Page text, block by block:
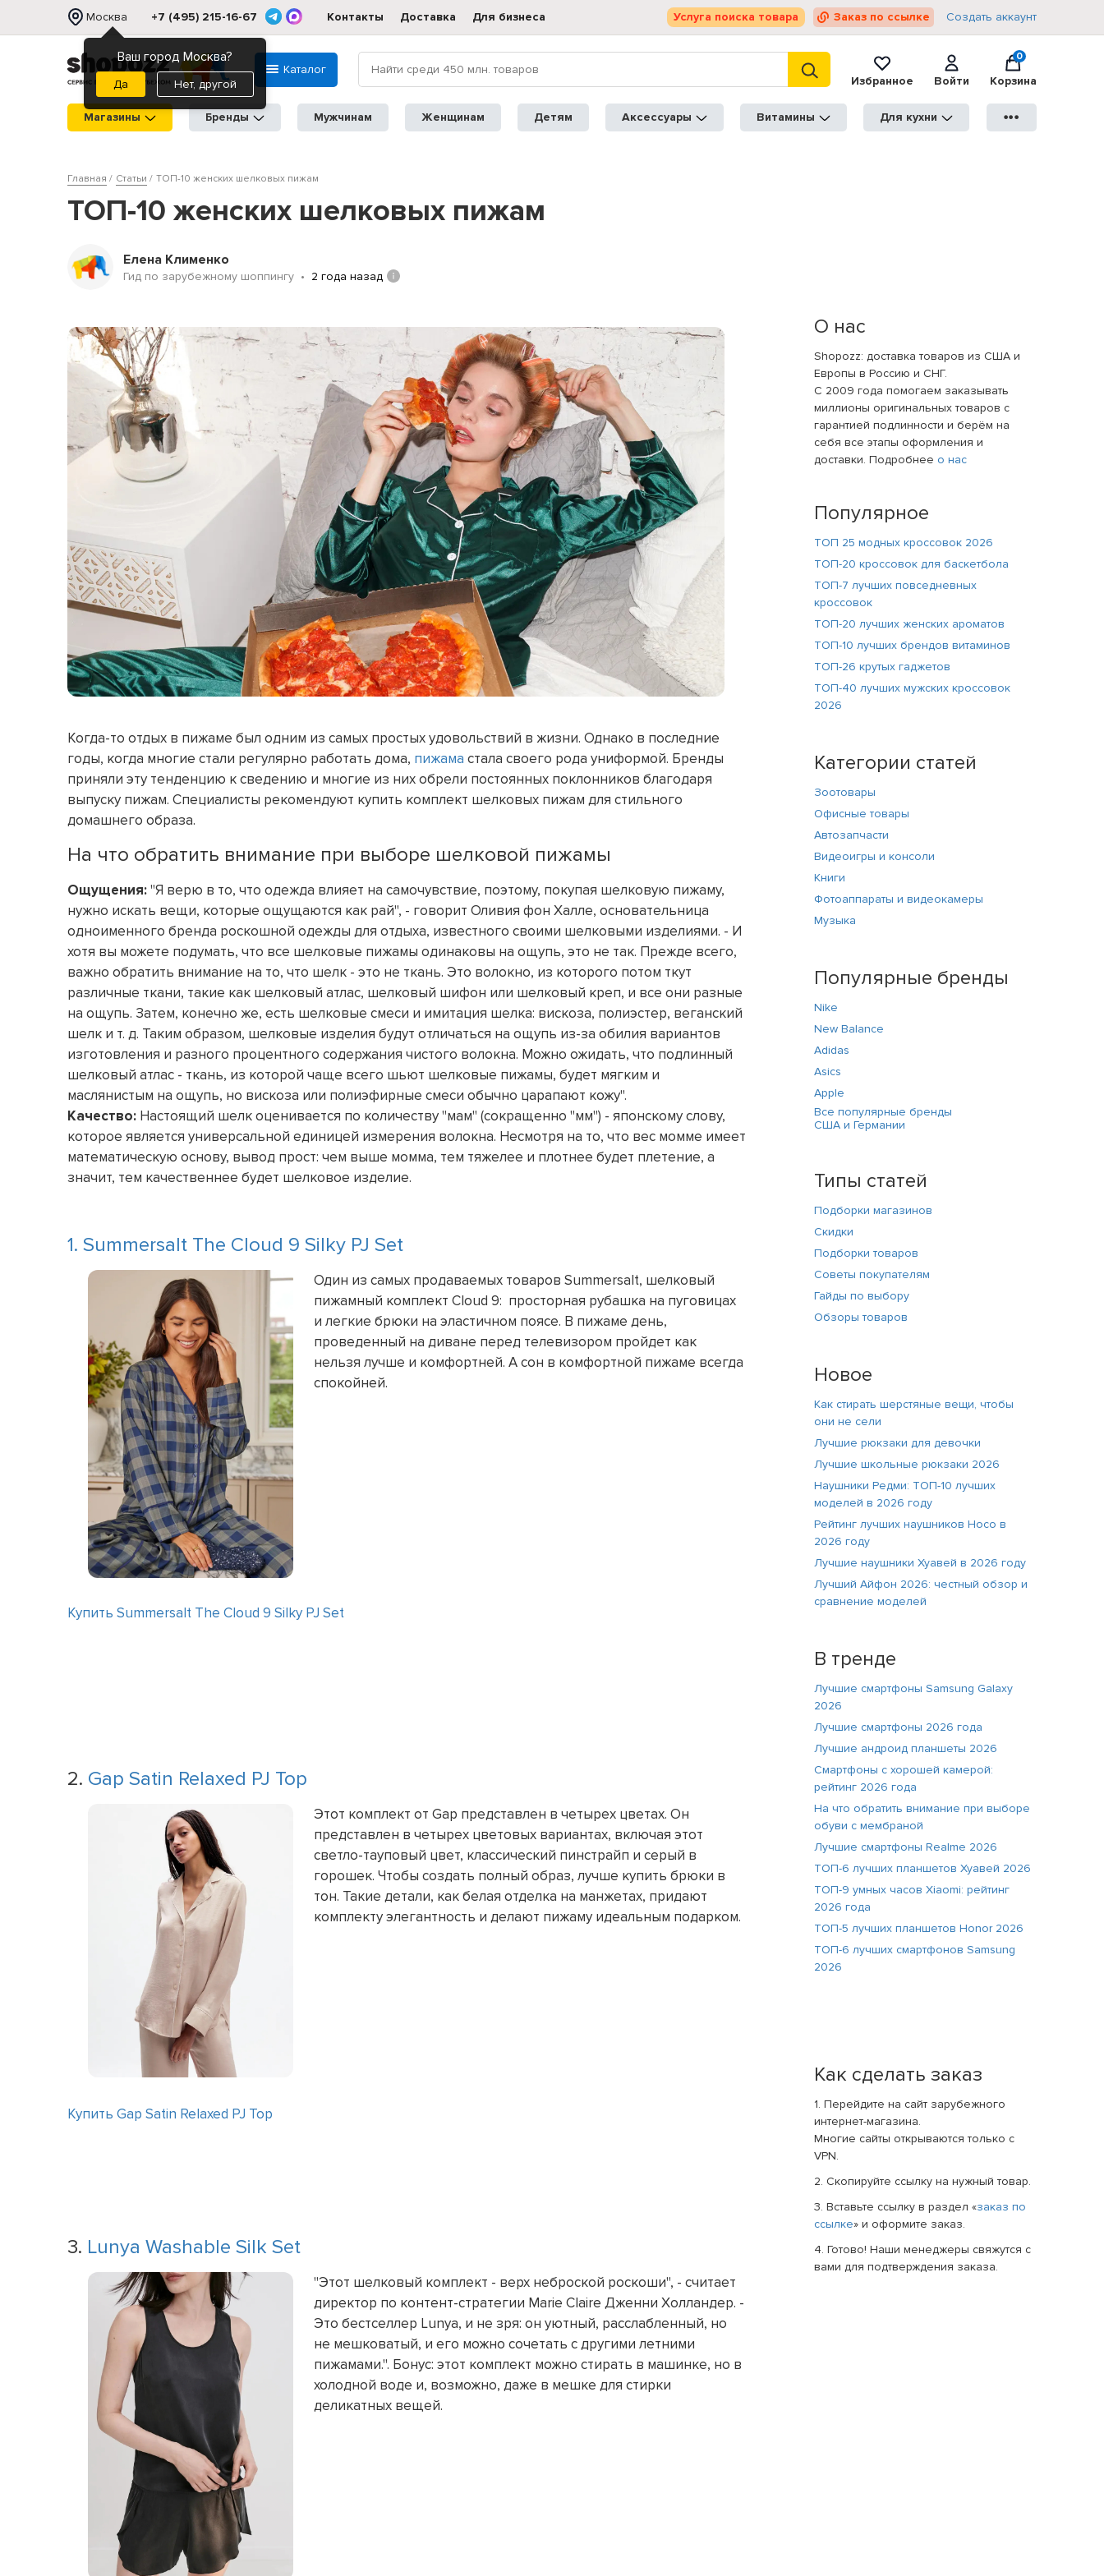
Москва
Ваш город Москва?
Нет, другой
+7 (495) 215-16-67 Контакты Доставка Для бизнеса Услуга поиска товара Заказ по ссылке Создать аккаунт
Каталог
Избранное
Войти
0
Корзина
Магазины Бренды Мужчинам Женщинам Детям Аксессуары Витамины Для кухни ●●●
Главная Статьи ТОП-10 женских шелковых пижам
ТОП-10 женских шелковых пижам
Елена Клименко
Гид по зарубежному шоппингу 2 года назад
Когда-то отдых в пижаме был одним из самых простых удовольствий в жизни. Однако в последние
годы, когда многие стали регулярно работать дома, пижама стала своего рода униформой. Бренды
приняли эту тенденцию к сведению и многие из них обрели постоянных поклонников благодаря
выпуску пижам. Специалисты рекомендуют купить комплект шелковых пижам для стильного
домашнего образа.
На что обратить внимание при выборе шелковой пижамы
Ощущения:"Я верю в то, что одежда влияет на самочувствие, поэтому, покупая шелковую пижаму,
нужно искать вещи, которые ощущаются как рай", - говорит Оливия фон Халле, основательница
одноименного бренда роскошной одежды для отдыха, известного своими шелковыми изделиями. - И
хотя вы можете подумать, что все шелковые пижамы одинаковы на ощупь, это не так. Прежде всего,
важно обратить внимание на то, что шелк - это не ткань. Это волокно, из которого потом ткут
различные ткани, такие как шелковый атлас, шелковый шифон или шелковый креп, и все они разные
на ощупь. Затем, конечно же, есть шелковые смеси и имитация шелка: вискоза, полиэстер, веганский
шелк и т. д. Таким образом, шелковые изделия будут отличаться на ощупь из-за обилия вариантов
изготовления и разного процентного содержания чистого волокна. Можно ожидать, что подлинный
шелковый атлас - ткань, из которой чаще всего шьют шелковые пижамы, будет мягким и
маслянистым на ощупь, но вискоза или полиэфирные смеси обычно царапают кожу".
Качество: Настоящий шелк оценивается по количеству "мам" (сокращенно "мм") - японскому слову,
которое является универсальной единицей измерения волокна. Несмотря на то, что вес момме имеет
математическую основу, вывод прост: чем выше момма, тем тяжелее и плотнее будет плетение, а
значит, тем качественнее будет шелковое изделие.
1. Summersalt The Cloud 9 Silky PJ Set
Один из самых продаваемых товаров Summersalt, шелковый
пижамный комплект Cloud 9: просторная рубашка на пуговицах
и легкие брюки на эластичном поясе. В пижаме день,
проведенный на диване перед телевизором пройдет как
нельзя лучше и комфортней. А сон в комфортной пижаме всегда
спокойней.
Купить Summersalt The Cloud 9 Silky PJ Set
2. Gap Satin Relaxed PJ Top
Этот комплект от Gap представлен в четырех цветах. Он
представлен в четырех цветовых вариантах, включая этот
светло-тауповый цвет, классический пинстрайп и серый в
горошек. Чтобы создать полный образ, лучше купить брюки в
тон. Такие детали, как белая отделка на манжетах, придают
комплекту элегантность и делают пижаму идеальным подарком.
Купить Gap Satin Relaxed PJ Top
3. Lunya Washable Silk Set
"Этот шелковый комплект - верх неброской роскоши", - считает
директор по контент-стратегии Marie Claire Дженни Холландер. -
Это бестселлер Lunya, и не зря: он уютный, расслабленный, но
не мешковатый, и его можно сочетать с другими летними
пижамами.". Бонус: этот комплект можно стирать в машинке, но в
холодной воде и, возможно, даже в мешке для стирки
деликатных вещей.
О нас
Shopozz: доставка товаров из США и
Европы в Россию и СНГ.
С 2009 года помогаем заказывать
миллионы оригинальных товаров с
гарантией подлинности и берём на
себя все этапы оформления и
доставки. Подробнее о нас
Популярное
ТОП 25 модных кроссовок 2026
ТОП-20 кроссовок для баскетбола
ТОП-7 лучших повседневных
кроссовок
ТОП-20 лучших женских ароматов
ТОП-10 лучших брендов витаминов
ТОП-26 крутых гаджетов
ТОП-40 лучших мужских кроссовок
2026
Категории статей
Зоотовары
Офисные товары
Автозапчасти
Видеоигры и консоли
Книги
Фотоаппараты и видеокамеры
Музыка
Популярные бренды
Nike
New Balance
Adidas
Asics
Apple
Все популярные бренды
США и Германии
Типы статей
Подборки магазинов
Скидки
Подборки товаров
Советы покупателям
Гайды по выбору
Обзоры товаров
Новое
Как стирать шерстяные вещи, чтобы
они не сели
Лучшие рюкзаки для девочки
Лучшие школьные рюкзаки 2026
Наушники Редми: ТОП-10 лучших
моделей в 2026 году
Рейтинг лучших наушников Hoco в
2026 году
Лучшие наушники Хуавей в 2026 году
Лучший Айфон 2026: честный обзор и
сравнение моделей
В тренде
Лучшие смартфоны Samsung Galaxy
2026
Лучшие смартфоны 2026 года
Лучшие андроид планшеты 2026
Смартфоны с хорошей камерой:
рейтинг 2026 года
На что обратить внимание при выборе
обуви с мембраной
Лучшие смартфоны Realme 2026
ТОП-6 лучших планшетов Хуавей 2026
ТОП-9 умных часов Xiaomi: рейтинг
2026 года
ТОП-5 лучших планшетов Honor 2026
ТОП-6 лучших смартфонов Samsung
2026
Как сделать заказ
1. Перейдите на сайт зарубежного
интернет-магазина.
Многие сайты открываются только с
VPN.
2. Скопируйте ссылку на нужный товар.
3. Вставьте ссылку в раздел «заказ по
ссылке» и оформите заказ.
4. Готово! Наши менеджеры свяжутся с
вами для подтверждения заказа.